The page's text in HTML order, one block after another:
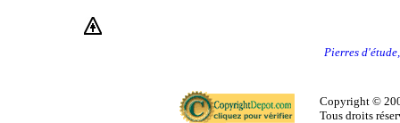
Pierres
Copyright ©
Tous droits